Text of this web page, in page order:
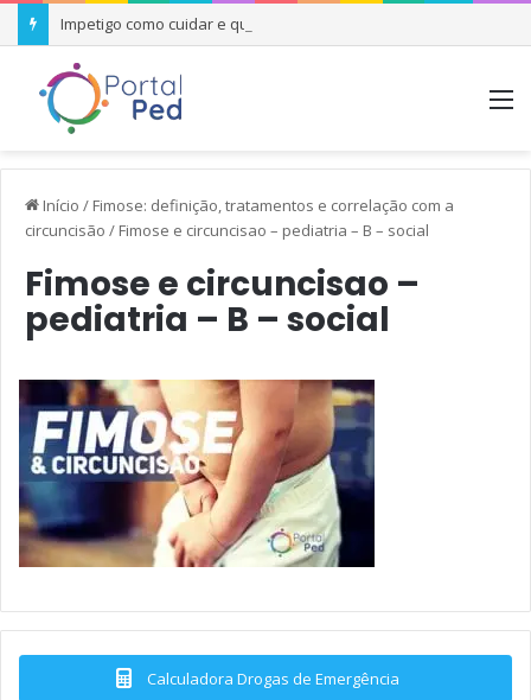
Impetigo como cuidar e quando se preocupar
Início / Fimose: definição, tratamentos e correlação com a
circuncisão / Fimose e circuncisao – pediatria – B – social
Fimose e circuncisao –
pediatria – B – social
Calculadora Drogas de Emergência